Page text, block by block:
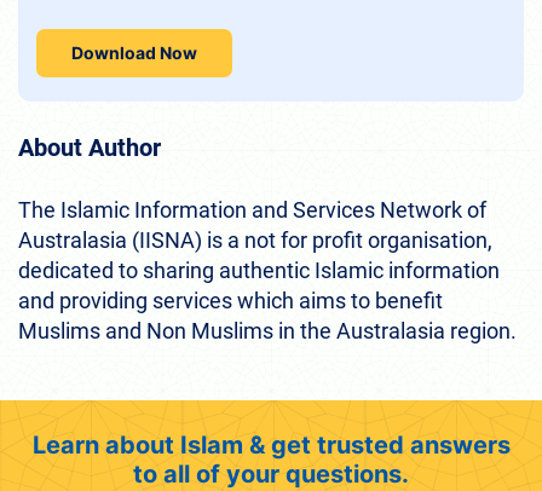
Download Now
About Author
The Islamic Information and Services Network of
Australasia (IISNA) is a not for profit organisation,
dedicated to sharing authentic Islamic information
and providing services which aims to benefit
Muslims and Non Muslims in the Australasia region.
Learn about Islam & get trusted answers
to all of your questions.